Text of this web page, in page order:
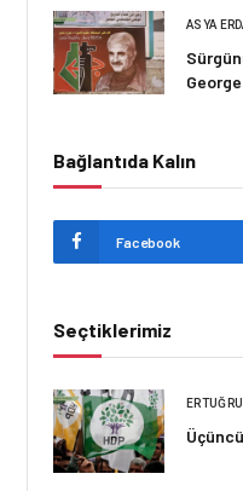
ASYA
Bağlantıda Kalın
Facebook
Seçtiklerimiz